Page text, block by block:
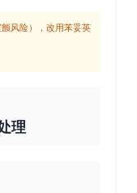
风险），改用苯妥英